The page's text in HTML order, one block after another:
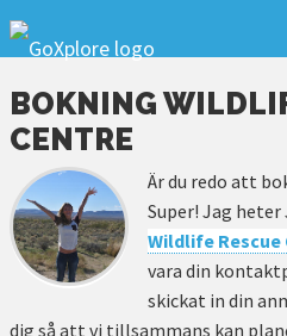
BOKNING
CENTRE
Är du redo att
Super! Jag
Wildlife Rescue
vara din
skickat in din
dig så att vi tillsammans kan